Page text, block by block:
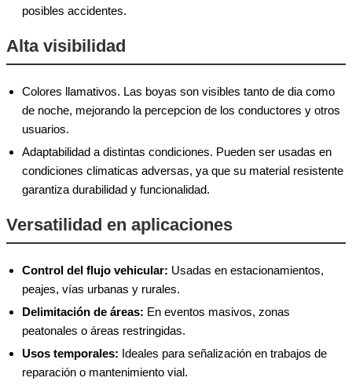
posibles accidentes.
Alta visibilidad
Colores llamativos. Las boyas son visibles tanto de dia como
de noche, mejorando la percepcion de los conductores y otros
usuarios.
Adaptabilidad a distintas condiciones. Pueden ser usadas en
condiciones climaticas adversas, ya que su material resistente
garantiza durabilidad y funcionalidad.
Versatilidad en aplicaciones
Control del flujo vehicular: Usadas en estacionamientos,
peajes, vías urbanas y rurales.
Delimitación de áreas: En eventos masivos, zonas
peatonales o áreas restringidas.
Usos temporales: Ideales para señalización en trabajos de
reparación o mantenimiento vial.